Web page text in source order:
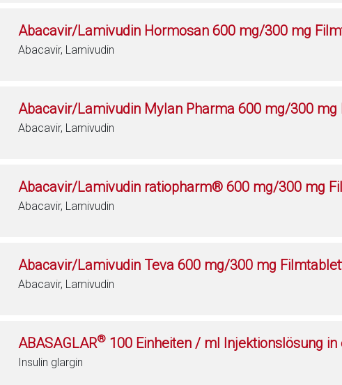
Abacavir/Lamivudin Hormosan 600 mg/300 mg
Abacavir, Lamivudin
Abacavir/Lamivudin Mylan Pharma 600 mg/300 mg
Abacavir, Lamivudin
Abacavir/Lamivudin ratiopharm® 600 mg/300 mg
Abacavir, Lamivudin
Abacavir/Lamivudin Teva 600 mg/300 mg
Abacavir, Lamivudin
ABASAGLAR® 100 Einheiten / ml Injektionslösung
Insulin glargin